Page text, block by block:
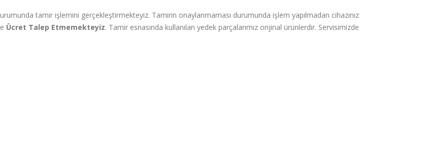
tamir işlemini gerçekleştirmekteyiz. Tamirin onaylanmaması durumunda işlem yapılmadan cihazınız
Ücret Talep Etmemekteyiz. Tamir esnasında kullanılan yedek parçalarımız orijinal ürünlerdir. Servisimizde